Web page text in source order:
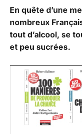
En quête d’une
nombreux
tout d’alcool, se
et peu sucrées.